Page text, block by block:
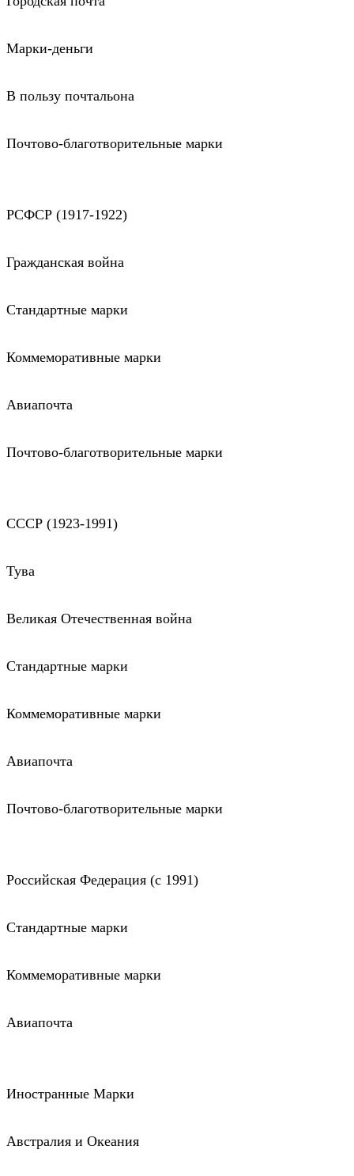
Марки-деньги
В пользу почтальона
Почтово-благотворительные марки
РСФСР (1917-1922)
Гражданская война
Стандартные марки
Коммеморативные марки
Авиапочта
Почтово-благотворительные марки
СССР (1923-1991)
Тува
Великая Отечественная война
Стандартные марки
Коммеморативные марки
Авиапочта
Почтово-благотворительные марки
Российская Федерация (c 1991)
Стандартные марки
Коммеморативные марки
Авиапочта
Иностранные Марки
Австралия и Океания